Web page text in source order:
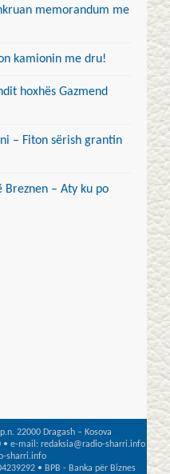
memorandum me
kamionin me dru!
hoxhës Gazmend
– Fiton sërish grantin
Breznen – Aty ku po
22000 Dragash – Kosova
• e-mail: redaksia@radio-sharri.info
sharri.info
• BPB - Banka për Biznes